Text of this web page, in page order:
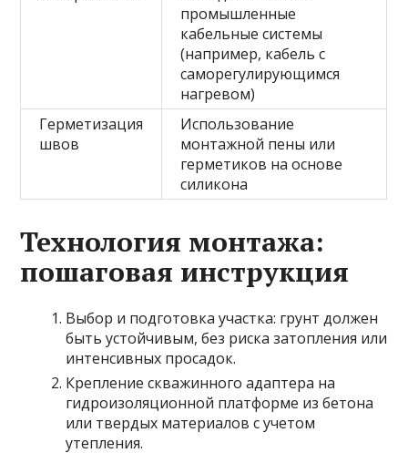
промышленные
кабельные системы
(например, кабель с
саморегулирующимся
нагревом)
Герметизация
швов
Использование
монтажной пены или
герметиков на основе
силикона
Технология монтажа:
пошаговая инструкция
Выбор и подготовка участка: грунт должен
быть устойчивым, без риска затопления или
интенсивных просадок.
Крепление скважинного адаптера на
гидроизоляционной платформе из бетона
или твердых материалов с учетом
утепления.